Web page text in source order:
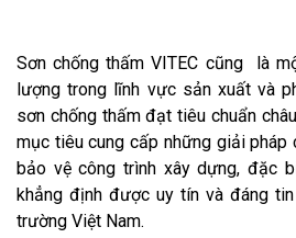
Sơn chống thấm VITEC cũng là
lượng trong lĩnh vực sản xuất và
sơn chống thấm đạt tiêu chuẩn
mục tiêu cung cấp những giải
bảo vệ công trình xây dựng, đặc
khẳng định được uy tín và đáng
trường Việt Nam.